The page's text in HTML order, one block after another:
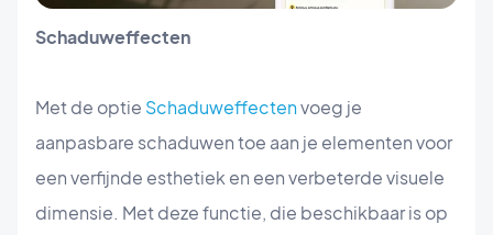
Schaduweffecten
Met de optie Schaduweffectenvoeg je
aanpasbare schaduwen toe aan je elementen voor
een verfijnde esthetiek en een verbeterde visuele
dimensie. Met deze functie, die beschikbaar is op